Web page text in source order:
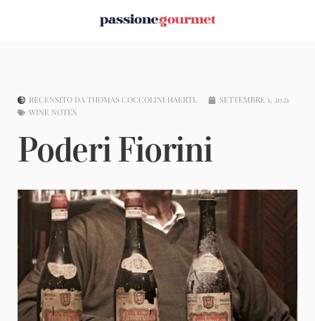
RECENSITO DA THOMAS COCCOLINI HAERTL
SETTEMBRE 1, 2021
WINE NOTES
Poderi Fiorini